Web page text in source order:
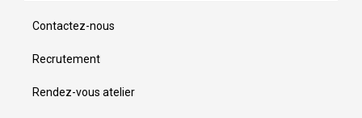
Contactez-nous
Recrutement
Rendez-vous atelier